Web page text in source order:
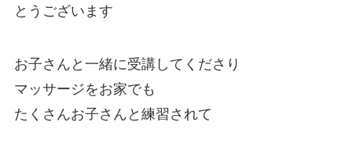
とうございます
お子さんと一緒に受講してくださり
マッサージをお家でも
たくさんお子さんと練習されて